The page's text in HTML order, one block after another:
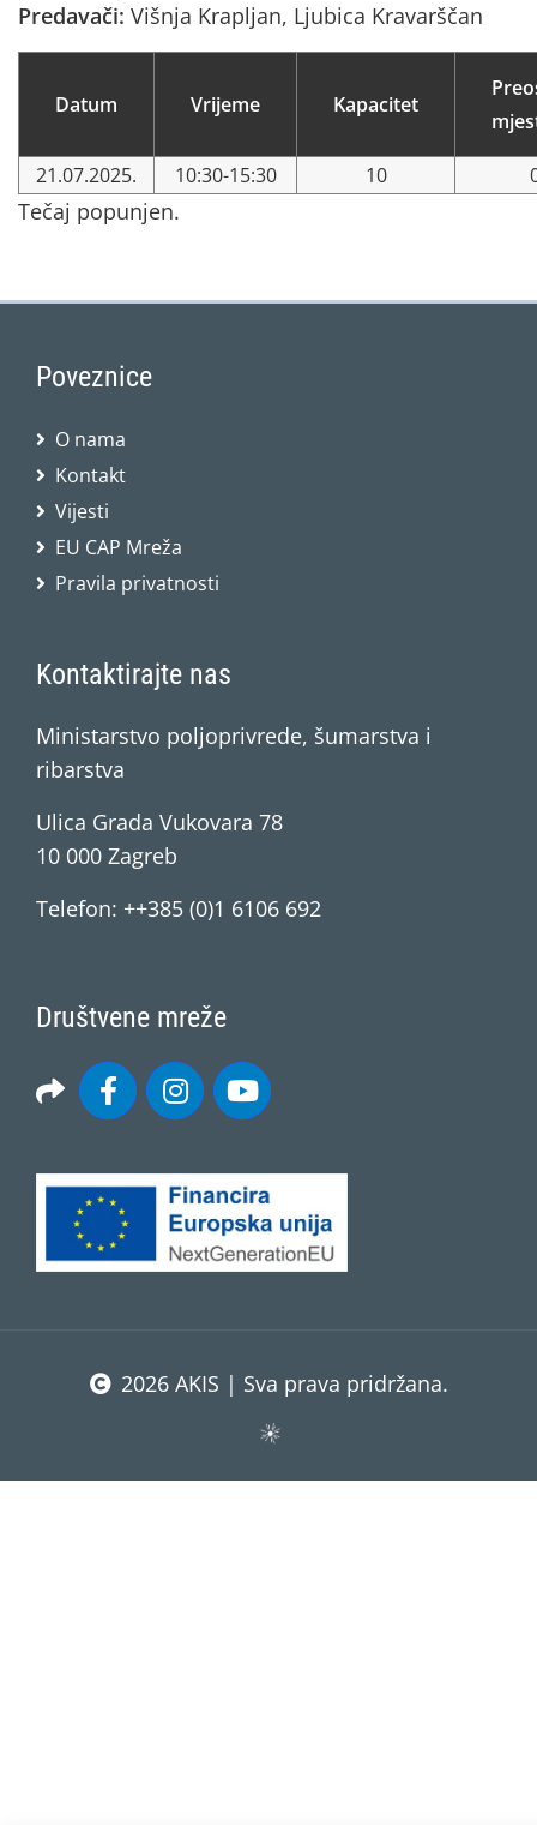
Predavači: Višnja Krapljan, Ljubica Kravarščan
Datum Vrijeme Kapacitet
21.07.2025. 10:30-15:30 10
Tečaj popunjen.
Poveznice
O nama
Kontakt
Vijesti
EU CAP Mreža
Pravila privatnosti
Kontaktirajte nas
Ministarstvo poljoprivrede, šumarstva i
ribarstva
Ulica Grada Vukovara 78
10 000 Zagreb
Telefon: ++385 (0)1 6106 692
Društvene mreže
2026 AKIS | Sva prava pridržana.